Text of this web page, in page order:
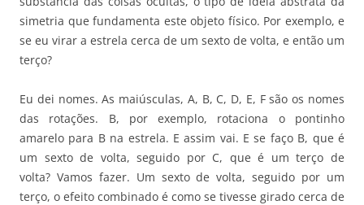
simetria que fundamenta este objeto físico. Por exemplo, e
se eu virar a estrela cerca de um sexto de volta, e então um
terço?
Eu dei nomes. As maiúsculas, A, B, C, D, E, F são os nomes
das rotações. B, por exemplo, rotaciona o pontinho
amarelo para B na estrela. E assim vai. E se faço B, que é
um sexto de volta, seguido por C, que é um terço de
volta? Vamos fazer. Um sexto de volta, seguido por um
terço, o efeito combinado é como se tivesse girado cerca de